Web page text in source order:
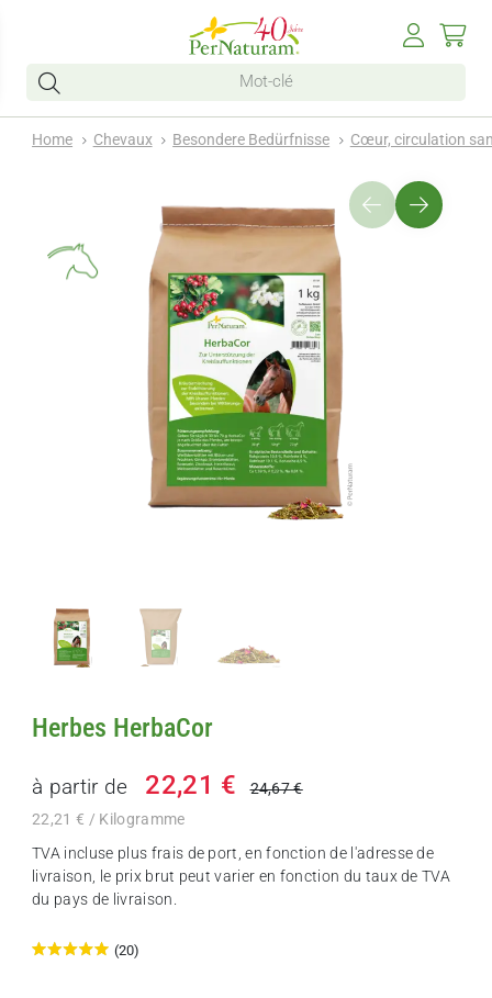
Home Chevaux Besondere Bedürfnisse Cœur, circulation
Herbes HerbaCor
24,67 €
à partir de 22,21 €
TVA incluse plus frais de port , en fonction de l'adresse de
livraison, le prix brut peut varier en fonction du taux de TVA
du pays de livraison.
22,21 € / Kilogramme
(20)